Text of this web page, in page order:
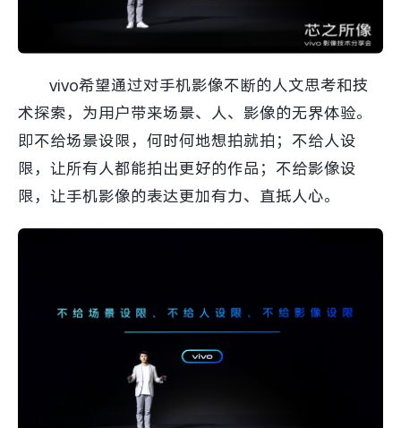
vivo希望通过对手机影像不断的人文思考和技
术探索，为用户带来场景、人、影像的无界体验。
即不给场景设限，何时何地想拍就拍；不给人设
限，让所有人都能拍出更好的作品；不给影像设
限，让手机影像的表达更加有力、直抵人心。